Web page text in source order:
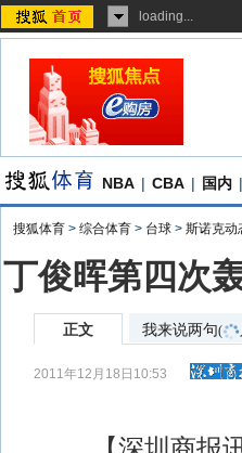
loading...
NBA | CBA | 国内 |
搜狐体育 > 综合体育 > 台球 > 斯诺克动
丁俊晖第四次
正文 我来说两句(
2011年12月18日10:53